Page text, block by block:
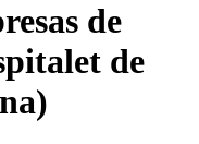
de
de
)